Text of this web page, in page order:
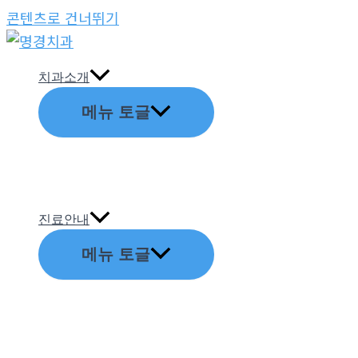
콘텐츠로 건너뛰기
치과소개
메뉴 토글
진료안내
메뉴 토글